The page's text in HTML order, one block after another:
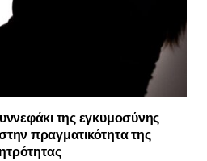
της εγκυμοσύνης
πραγματικότητα της